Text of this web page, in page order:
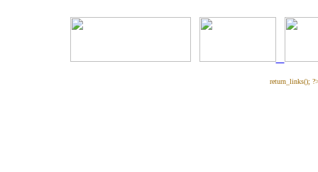
return_links();